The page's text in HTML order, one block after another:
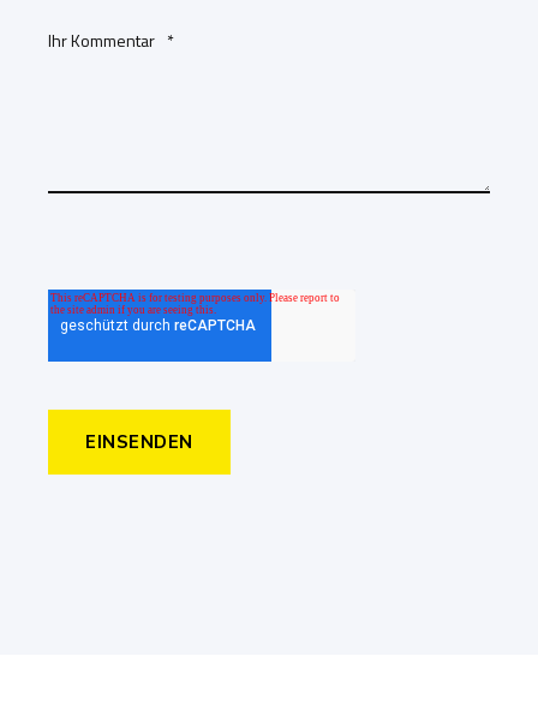
Ihr Kommentar *